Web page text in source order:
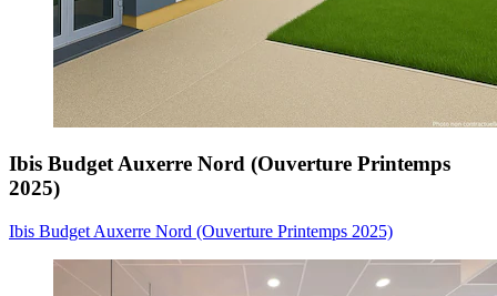
Ibis Budget Auxerre Nord (Ouverture Printemps
2025)
Ibis Budget Auxerre Nord (Ouverture Printemps 2025)